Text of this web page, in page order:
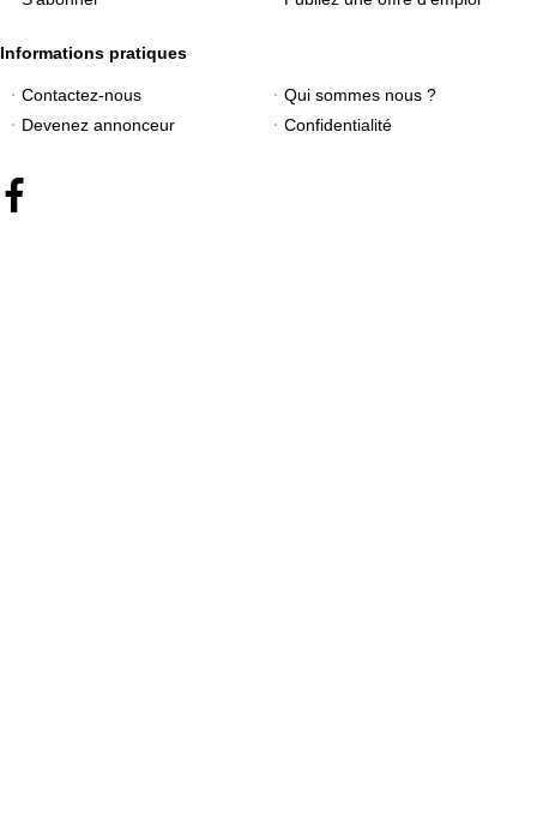
Informations pratiques
Contactez-nous
Qui sommes nous ?
Devenez annonceur
Confidentialité